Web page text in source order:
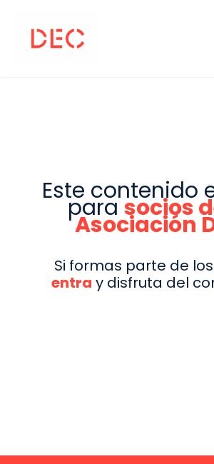
Este contenido
parasocios
Asociación
Si formas parte de
entra y disfruta del